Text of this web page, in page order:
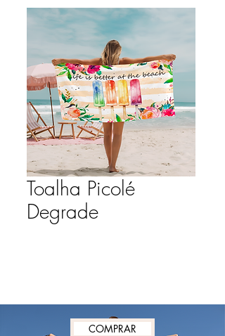
Toalha Picolé
Degrade
COMPRAR